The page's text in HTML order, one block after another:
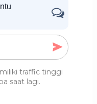
traffic tinggi
saat lagi.